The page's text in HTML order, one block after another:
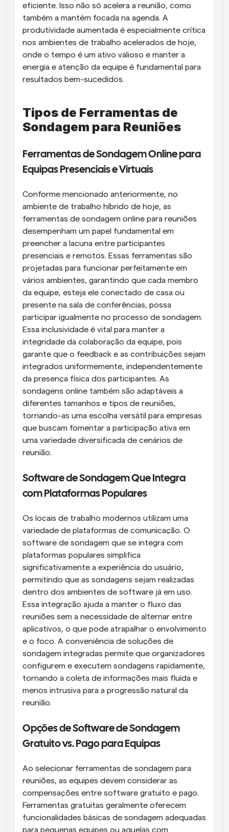
eficiente. Isso não só acelera a reunião, como
também a mantém focada na agenda. A
produtividade aumentada é especialmente crítica
nos ambientes de trabalho acelerados de hoje,
onde o tempo é um ativo valioso e manter a
energia e atenção da equipe é fundamental para
resultados bem-sucedidos.
Tipos de Ferramentas de
Sondagem para Reuniões
Ferramentas de Sondagem Online para
Equipas Presenciais e Virtuais
Conforme mencionado anteriormente, no
ambiente de trabalho híbrido de hoje, as
ferramentas de sondagem online para reuniões
desempenham um papel fundamental em
preencher a lacuna entre participantes
presenciais e remotos. Essas ferramentas são
projetadas para funcionar perfeitamente em
vários ambientes, garantindo que cada membro
da equipe, esteja ele conectado de casa ou
presente na sala de conferências, possa
participar igualmente no processo de sondagem.
Essa inclusividade é vital para manter a
integridade da colaboração da equipe, pois
garante que o feedback e as contribuições sejam
integrados uniformemente, independentemente
da presença física dos participantes. As
sondagens online também são adaptáveis a
diferentes tamanhos e tipos de reuniões,
tornando-as uma escolha versátil para empresas
que buscam fomentar a participação ativa em
uma variedade diversificada de cenários de
reunião.
Software de Sondagem Que Integra
com Plataformas Populares
Os locais de trabalho modernos utilizam uma
variedade de plataformas de comunicação. O
software de sondagem que se integra com
plataformas populares simplifica
significativamente a experiência do usuário,
permitindo que as sondagens sejam realizadas
dentro dos ambientes de software já em uso.
Essa integração ajuda a manter o fluxo das
reuniões sem a necessidade de alternar entre
aplicativos, o que pode atrapalhar o envolvimento
e o foco. A conveniência de soluções de
sondagem integradas permite que organizadores
configurem e executem sondagens rapidamente,
tornando a coleta de informações mais fluida e
menos intrusiva para a progressão natural da
reunião.
Opções de Software de Sondagem
Gratuito vs. Pago para Equipas
Ao selecionar ferramentas de sondagem para
reuniões, as equipes devem considerar as
compensações entre software gratuito e pago.
Ferramentas gratuitas geralmente oferecem
funcionalidades básicas de sondagem adequadas
para pequenas equipes ou aquelas com